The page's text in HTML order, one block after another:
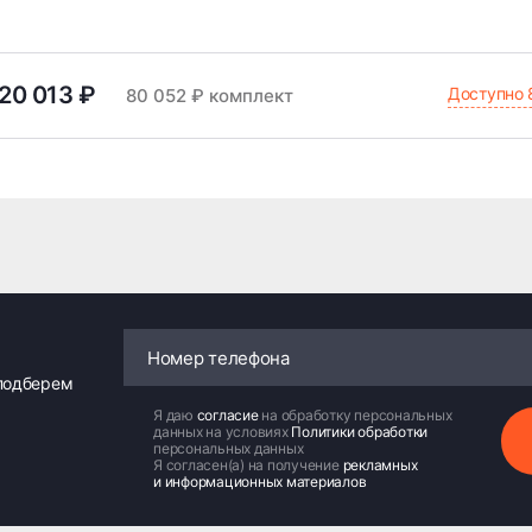
013 ₽ 80 052 ₽ комплект Доступно
Я даю согласие на обработку персональных
данных на условиях Политики обработки
персональных данных
Я согласен(а) на получение рекламных
и информационных материалов